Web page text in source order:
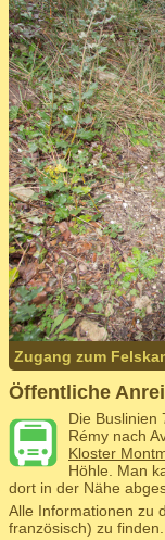
Zugang zum
Öffentliche
Die Buslinien
Rémy nach
Kloster
Höhle. Man
dort in der Nähe
Alle Informationen zu
französisch) zu finden.